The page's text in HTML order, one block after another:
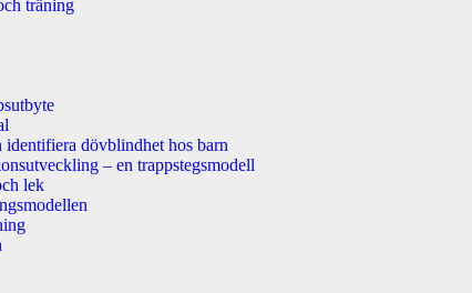
träning
identifiera dövblindhet hos barn
– en trappstegsmodell
lek